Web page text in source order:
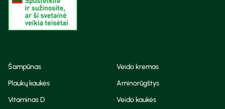
Šampūnas
Veido kremas
Plaukų kaukės
Aminorūgštys
Vitaminas D
Veido kaukės